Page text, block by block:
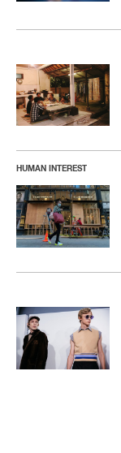
HUMAN INTEREST